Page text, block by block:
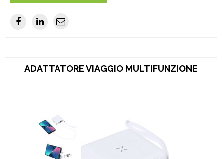
ADATTATORE VIAGGIO MULTIFUNZIONE